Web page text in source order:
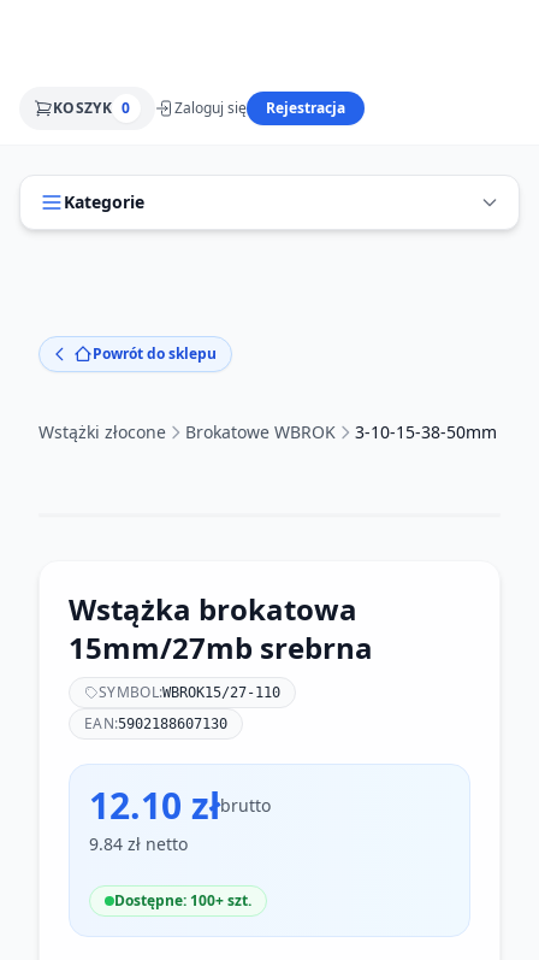
KOSZYK 0 Zaloguj się Rejestracja
Kategorie
Powrót do sklepu
Wstążki złocone Brokatowe WBROK 3-10-15-38-50mm
Wstążka brokatowa
15mm/27mb srebrna
SYMBOL:WBROK15/27-110
EAN:5902188607130
12.10 złbrutto
9.84 zł netto
Dostępne: 100+ szt.